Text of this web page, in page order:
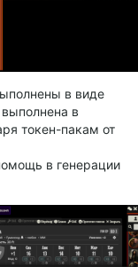
в виде
в
токен-пакам от
в генерации